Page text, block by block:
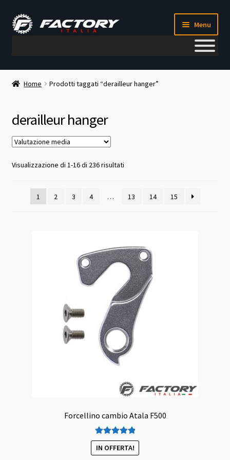
Vai
alla
Vai
al
Menu
Il mio account
Chi siamo
Corso meccanico bici
Home Prodotti taggati “derailleur hanger”
derailleur hanger
Visualizzazione di 1-16 di 236 risultatiValutazione
1 2 3 4 … 13 14 15
Forcellino cambio Atala F500
Valutato5.00
su 5
IN OFFERTA!